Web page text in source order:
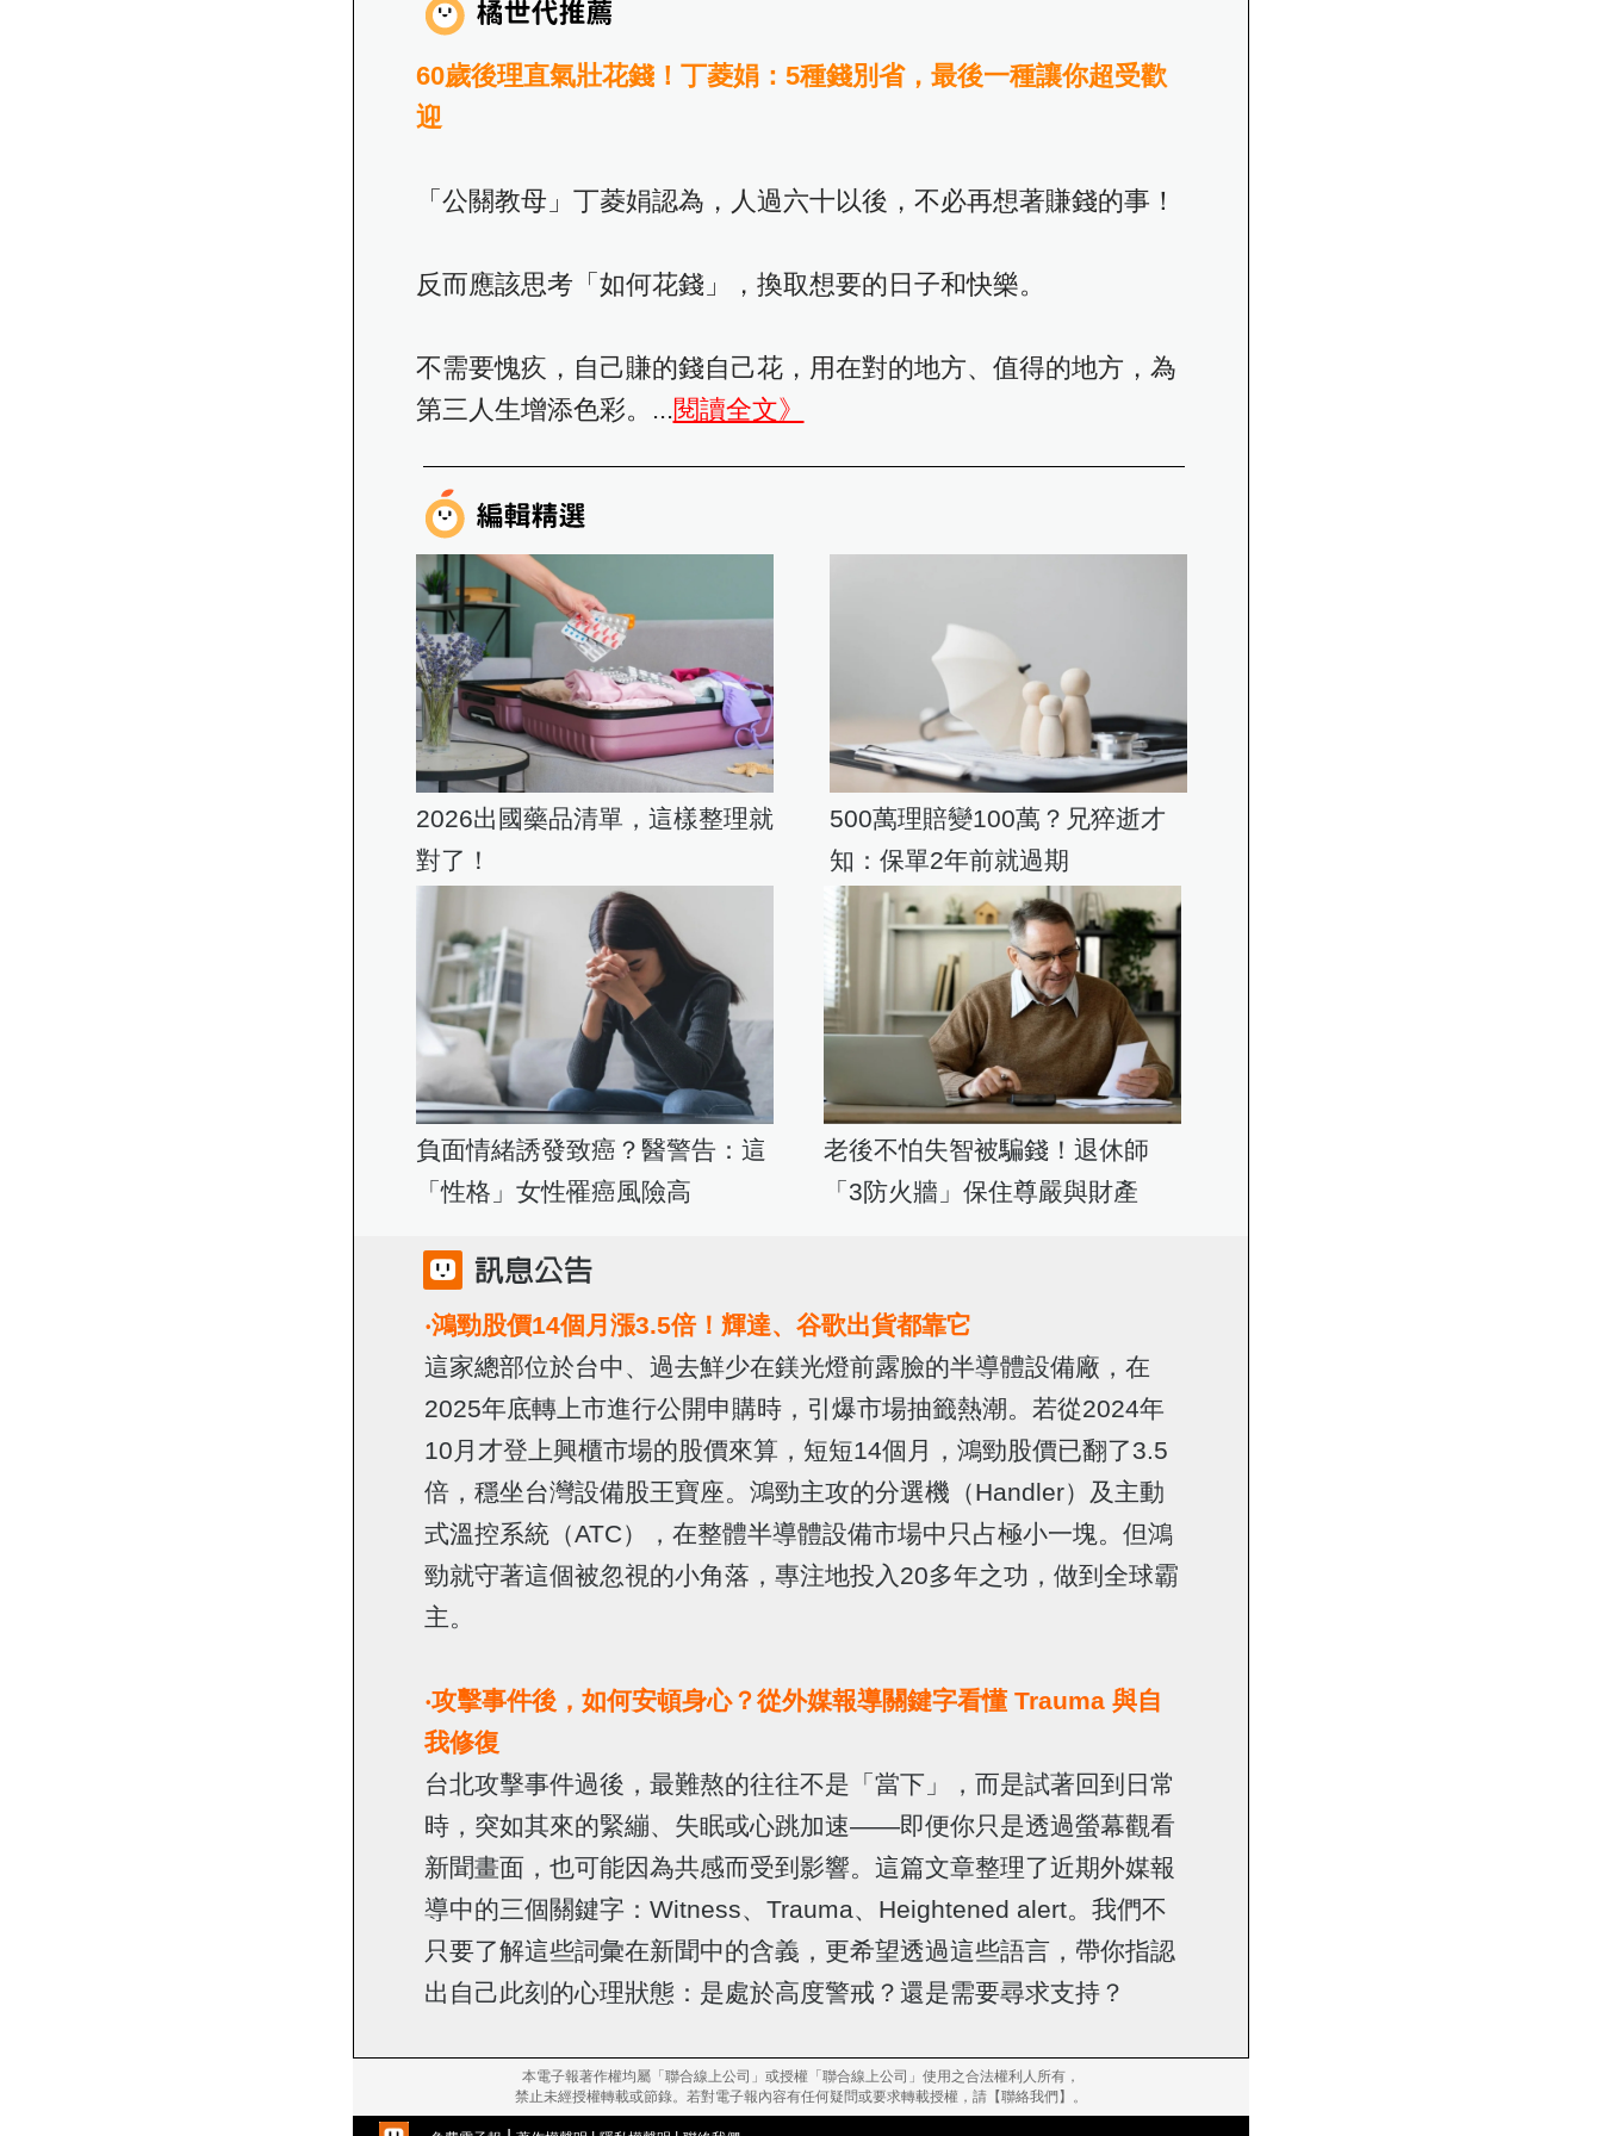
60歲後理直氣壯花錢！丁菱娟：5種錢別省，最後一種讓你超受歡
迎
「公關教母」丁菱娟認為，人過六十以後，不必再想著賺錢的事！
反而應該思考「如何花錢」，換取想要的日子和快樂。
不需要愧疚，自己賺的錢自己花，用在對的地方、值得的地方，為
第三人生增添色彩。...閱讀全文》
2026出國藥品清單，這樣整理就
對了！
500萬理賠變100萬？兄猝逝才
知：保單2年前就過期
負面情緒誘發致癌？醫警告：這
「性格」女性罹癌風險高
老後不怕失智被騙錢！退休師
「3防火牆」保住尊嚴與財產
‧鴻勁股價14個月漲3.5倍！輝達、谷歌出貨都靠它
這家總部位於台中、過去鮮少在鎂光燈前露臉的半導體設備廠，在
2025年底轉上市進行公開申購時，引爆市場抽籤熱潮。若從2024年
10月才登上興櫃市場的股價來算，短短14個月，鴻勁股價已翻了3.5
倍，穩坐台灣設備股王寶座。鴻勁主攻的分選機（Handler）及主動
式溫控系統（ATC），在整體半導體設備市場中只占極小一塊。但鴻
勁就守著這個被忽視的小角落，專注地投入20多年之功，做到全球霸
主。
‧攻擊事件後，如何安頓身心？從外媒報導關鍵字看懂 Trauma 與自
我修復
台北攻擊事件過後，最難熬的往往不是「當下」，而是試著回到日常
時，突如其來的緊繃、失眠或心跳加速——即便你只是透過螢幕觀看
新聞畫面，也可能因為共感而受到影響。這篇文章整理了近期外媒報
導中的三個關鍵字：Witness、Trauma、Heightened alert。我們不
只要了解這些詞彙在新聞中的含義，更希望透過這些語言，帶你指認
出自己此刻的心理狀態：是處於高度警戒？還是需要尋求支持？
本電子報著作權均屬「聯合線上公司」或授權「聯合線上公司」使用之合法權利人所有，
禁止未經授權轉載或節錄。若對電子報內容有任何疑問或要求轉載授權，請【聯絡我們 】。